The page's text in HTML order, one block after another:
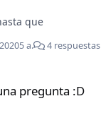
que
5 a. 4 respuestas
pregunta :D